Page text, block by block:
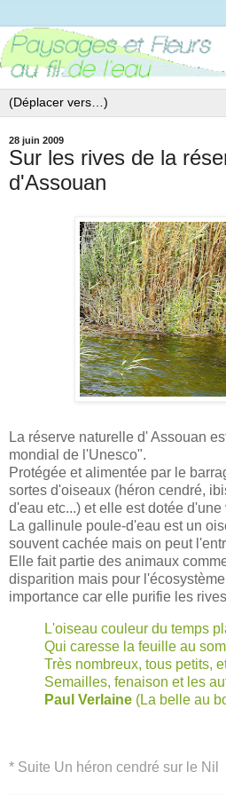
28 juin 2009
Sur les rives de la
d'Assouan
La réserve naturelle d' Assouan
mondial de l'Unesco".
Protégée et alimentée par le
sortes d'oiseaux (héron cendré,
d'eau etc...) et elle est dotée
La gallinule poule-d'eau est un
souvent cachée mais on peut
Elle fait partie des animaux
disparition mais pour
importance car elle purifie les
L'oiseau couleur du temps
Qui caresse la feuille au
Très nombreux, tous petits,
Semailles, fenaison et les
Paul Verlaine (La belle au
* Suite Un héron cendré sur le Nil